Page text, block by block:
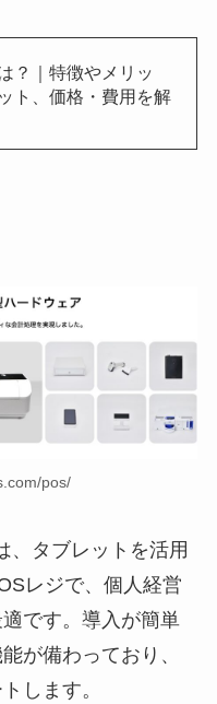
？｜特徴やメリッ
ト、価格・費用を解
pos/
、タブレットを活用
レジで、個人経営
です。導入が簡単
が備わっており、
します。